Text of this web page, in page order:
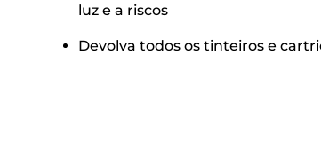
luz e a riscos
Devolva todos os tinteiros e